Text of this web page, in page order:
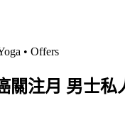
• Offers
關注月 男士私